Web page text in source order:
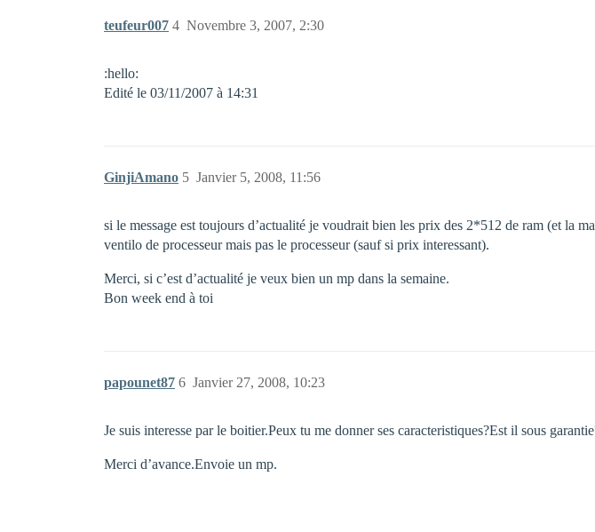
teufeur007 Novembre 3, 2007, 2:30
4
:hello:
Edité le 03/11/2007 à 14:31
GinjiAmano Janvier 5, 2008, 11:56
5
si le message est toujours d’actualité je voudrait bien les prix des 2*512 de ram (et la
ventilo de processeur mais pas le processeur (sauf si prix interessant).
Merci, si c’est d’actualité je veux bien un mp dans la semaine.
Bon week end à toi
papounet87 Janvier 27, 2008, 10:23
6
Je suis interesse par le boitier.Peux tu me donner ses caracteristiques?Est il sous
Merci d’avance.Envoie un mp.